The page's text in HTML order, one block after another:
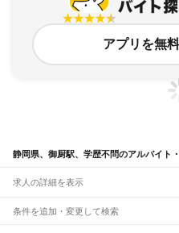
アプリを無
静岡県、御厨駅、学歴不問のアルバイト
求人の詳細を表示
条件を追加・変更して検索